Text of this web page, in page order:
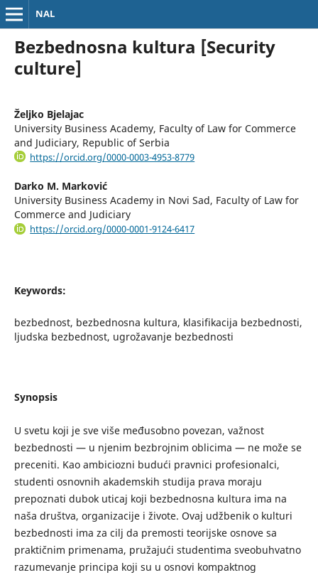
NAL
Bezbednosna kultura [Security
culture]
Željko Bjelajac
University Business Academy, Faculty of Law for Commerce
and Judiciary, Republic of Serbia
https://orcid.org/0000-0003-4953-8779
Darko M. Marković
University Business Academy in Novi Sad, Faculty of Law for
Commerce and Judiciary
https://orcid.org/0000-0001-9124-6417
Keywords:
bezbednost, bezbednosna kultura, klasifikacija bezbednosti,
ljudska bezbednost, ugrožavanje bezbednosti
Synopsis
U svetu koji je sve više međusobno povezan, važnost
bezbednosti — u njenim bezbrojnim oblicima — ne može se
preceniti. Kao ambiciozni budući pravnici profesionalci,
studenti osnovnih akademskih studija prava moraju
prepoznati dubok uticaj koji bezbednosna kultura ima na
naša društva, organizacije i živote. Ovaj udžbenik o kulturi
bezbednosti ima za cilj da premosti teorijske osnove sa
praktičnim primenama, pružajući studentima sveobuhvatno
razumevanje principa koji su u osnovi kompaktnog